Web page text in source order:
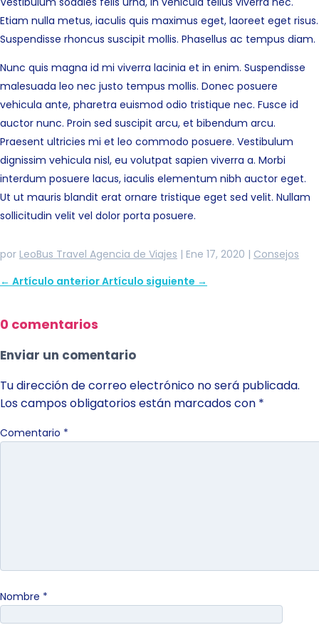
Etiam nulla metus, iaculis quis maximus eget, laoreet eget risus.
Suspendisse rhoncus suscipit mollis. Phasellus ac tempus diam.
Nunc quis magna id mi viverra lacinia et in enim. Suspendisse
malesuada leo nec justo tempus mollis. Donec posuere
vehicula ante, pharetra euismod odio tristique nec. Fusce id
auctor nunc. Proin sed suscipit arcu, et bibendum arcu.
Praesent ultricies mi et leo commodo posuere. Vestibulum
dignissim vehicula nisl, eu volutpat sapien viverra a. Morbi
interdum posuere lacus, iaculis elementum nibh auctor eget.
Ut ut mauris blandit erat ornare tristique eget sed velit. Nullam
sollicitudin velit vel dolor porta posuere.
por LeoBus Travel Agencia de Viajes | Ene 17, 2020 | Consejos
← Artículo anteriorArtículo siguiente →
0 comentarios
Enviar un comentario
Tu dirección de correo electrónico no será publicada.
Los campos obligatorios están marcados con *
Comentario *
Nombre *